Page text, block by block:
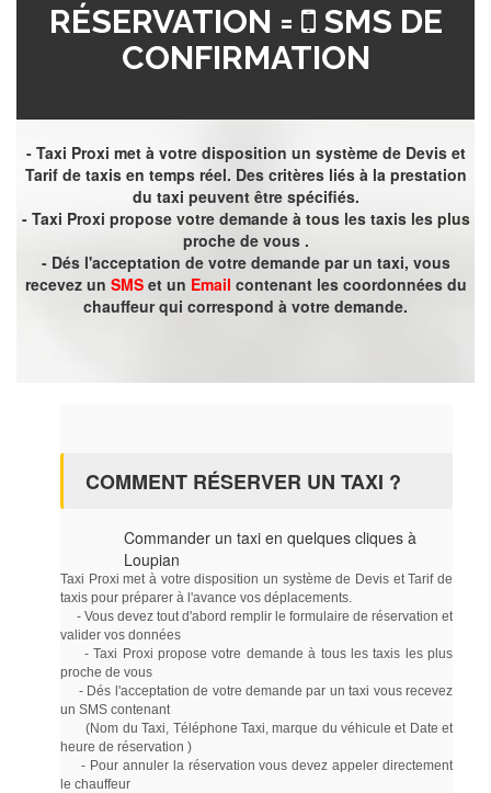
RÉSERVATION =
SMS DE
CONFIRMATION
- Taxi Proxi met à votre disposition un système de Devis et
Tarif de taxis en temps réel. Des critères liés à la prestation
du taxi peuvent être spécifiés.
- Taxi Proxi propose votre demande à tous les taxis les plus
proche de vous .
- Dés l'acceptation de votre demande par un taxi, vous
recevez un SMSet un Email contenant les coordonnées du
chauffeur qui correspond à votre demande.
COMMENT RÉSERVER UN TAXI ?
Commander un taxi en quelques cliques à
Loupian
Taxi Proxi met à votre disposition un système de Devis et Tarif de
taxis pour préparer à l'avance vos déplacements.
- Vous devez tout d'abord remplir le formulaire de réservation et
valider vos données
- Taxi Proxi propose votre demande à tous les taxis les plus
proche de vous
- Dés l'acceptation de votre demande par un taxi vous recevez
un SMS contenant
(Nom du Taxi, Téléphone Taxi, marque du véhicule et Date et
heure de réservation )
- Pour annuler la réservation vous devez appeler directement
le chauffeur